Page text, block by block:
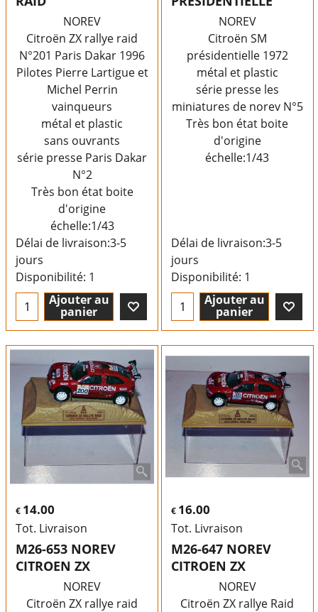
NOREV
Citroën ZX rallye raid
N°201 Paris Dakar 1996
Pilotes Pierre Lartigue et
Michel Perrin
vainqueurs
métal et plastic
sans ouvrants
série presse Paris Dakar
N°2
Très bon état boite
d'origine
échelle:1/43
Délai de livraison:3-5
jours
Disponibilité: 1
Ajouter au
panier
NOREV
Citroën SM
présidentielle 1972
métal et plastic
série presse les
miniatures de norev N°5
Très bon état boite
d'origine
échelle:1/43
Délai de livraison:3-5
jours
Disponibilité: 1
Ajouter au
panier
€ 14.00
Tot. Livraison
M26-653 NOREV
CITROEN ZX
NOREV
Citroën ZX rallye raid
€ 16.00
Tot. Livraison
M26-647 NOREV
CITROEN ZX
NOREV
Citroën ZX rallye Raid